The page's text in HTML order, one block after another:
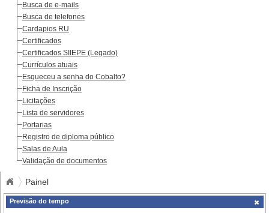
Busca de e-mails
Busca de telefones
Cardapios RU
Certificados
Certificados SIIEPE (Legado)
Currículos atuais
Esqueceu a senha do Cobalto?
Ficha de Inscrição
Licitações
Lista de servidores
Portarias
Registro de diploma público
Salas de Aula
Validação de documentos
Painel
Previsão do tempo